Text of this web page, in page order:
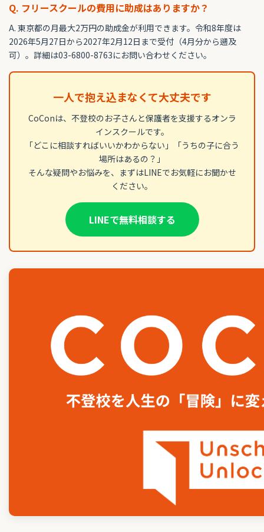
Q. フリースクールの費用に助成はありますか？
A. 東京都の月最大2万円の助成金が利用できます。令和8年度は
2026年5月27日から2027年2月12日まで受付（4月分から遡及
可）。詳細は03-6800-8763にお問い合わせください。
一人で抱え込まなくて大丈夫です
CoConは、不登校のお子さんと保護者を支援するオンラ
インスクールです。
「どこに相談すればいいかわからない」「うちの子に合う
場所はあるの？」
そんな疑問やお悩みを、まずはLINEでお気軽にお聞かせ
ください。
LINEで無料相談する